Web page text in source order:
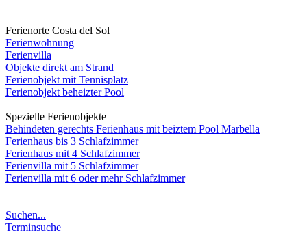
Ferienorte Costa del Sol
Ferienwohnung
Ferienvilla
Objekte direkt am Strand
Ferienobjekt mit Tennisplatz
Ferienobjekt beheizter Pool
Spezielle Ferienobjekte
Behindeten gerechts Ferienhaus mit beiztem Pool Marbella
Ferienhaus bis 3 Schlafzimmer
Ferienhaus mit 4 Schlafzimmer
Ferienvilla mit 5 Schlafzimmer
Ferienvilla mit 6 oder mehr Schlafzimmer
Suchen...
Terminsuche